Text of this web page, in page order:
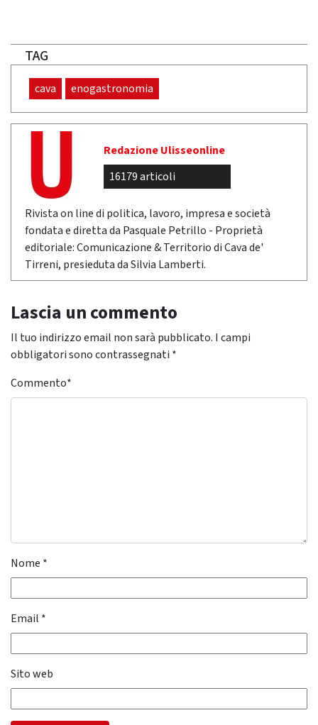
TAG
cava enogastronomia
Redazione Ulisseonline
16179 articoli
Rivista on line di politica, lavoro, impresa e società
fondata e diretta da Pasquale Petrillo - Proprietà
editoriale: Comunicazione & Territorio di Cava de'
Tirreni, presieduta da Silvia Lamberti.
Lascia un commento
Il tuo indirizzo email non sarà pubblicato. I campi
obbligatori sono contrassegnati *
Commento*
Nome *
Email *
Sito web